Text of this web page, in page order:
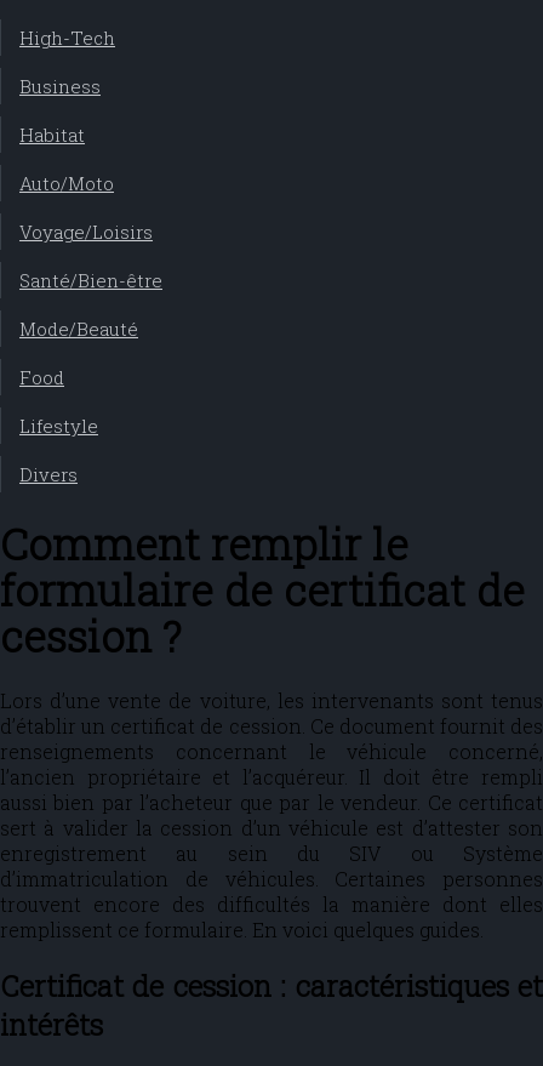
High-Tech
Business
Habitat
Auto/Moto
Voyage/Loisirs
Santé/Bien-être
Mode/Beauté
Food
Lifestyle
Divers
Comment remplir le
formulaire de certificat de
cession ?
Lors d’une vente de voiture, les intervenants sont tenus
d’établir un certificat de cession. Ce document fournit des
renseignements concernant le véhicule concerné,
l’ancien propriétaire et l’acquéreur. Il doit être rempli
aussi bien par l’acheteur que par le vendeur. Ce certificat
sert à valider la cession d’un véhicule est d’attester son
enregistrement au sein du SIV ou Système
d’immatriculation de véhicules. Certaines personnes
trouvent encore des difficultés la manière dont elles
remplissent ce formulaire. En voici quelques guides.
Certificat de cession : caractéristiques et
intérêts